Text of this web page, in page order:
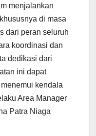
menjalankan
di masa
dari peran seluruh
koordinasi dan
dedikasi dari
ini dapat
kendala
Area Manager
Patra Niaga